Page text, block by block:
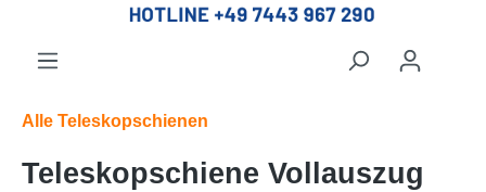
Alle Teleskopschienen
Teleskopschiene Vollauszug